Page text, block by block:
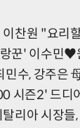
찬원 "요리
꾼' 이수민♥
민수, 강주은
시즌2' 드디
리아 시장